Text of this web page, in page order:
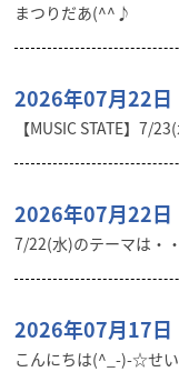
まつりだあ(^^♪
2026年07月22日
【MUSIC STATE】7/
2026年07月22日
7/22(水)のテーマは・・
2026年07月17日
こんにちは(^_-)-☆せ